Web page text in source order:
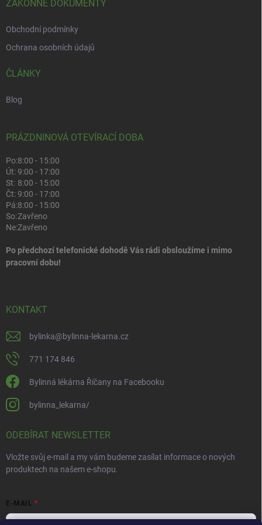
ZÁKONNÉ DOKUMENTY
Obchodní podmínky
Ochrana osobních údajů
ČLÁNKY
Blog
PRÁZDNINOVÁ OTEVÍRACÍ DOBA
Po:8:00 - 15:00
Út:9:00 - 17:00
St: 8:00 - 15:00
Čt:9:00 - 17:00
Pá:8:00 - 15:00
So:Zavřeno
Ne:Zavřeno
Po předchozí telefonické dohodě Vás rádi obsloužíme i mimo
pracovní dobu!
KONTAKT
bylinka@bylinna-lekarna.cz
771 174 846
Bylinná lékárna Říčany na Facebooku
bylinna_lekarna/
ODEBÍRAT NEWSLETTER
Vložte svůj e-mail a my vám budeme zasílat informace o nových
produktech na našem e-shopu.
E-MAIL